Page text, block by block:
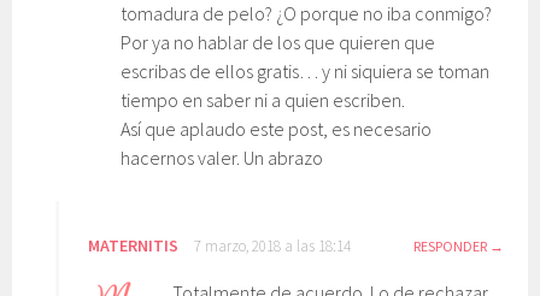
tomadura de pelo? ¿O porque no iba conmigo?
Por ya no hablar de los que quieren que
escribas de ellos gratis… y ni siquiera se toman
tiempo en saber ni a quien escriben.
Así que aplaudo este post, es necesario
hacernos valer. Un abrazo
MATERNITIS 7 marzo, 2018 a las 18:14 RESPONDER